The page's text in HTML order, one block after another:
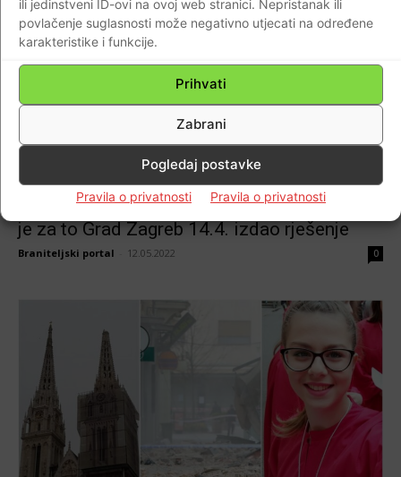
ili jedinstveni ID-ovi na ovoj web stranici. Nepristanak ili
povlačenje suglasnosti može negativno utjecati na određene
karakteristike i funkcije.
Prihvati
Zabrani
Pogledaj postavke
Pravila o privatnosti Pravila o privatnosti
FOTO Gradonačelnik Zagreba Tomašević
zabranio dizanje zastava Hoda za život iako
je za to Grad Zagreb 14.4. izdao rješenje
Braniteljski portal 12.05.2022 0